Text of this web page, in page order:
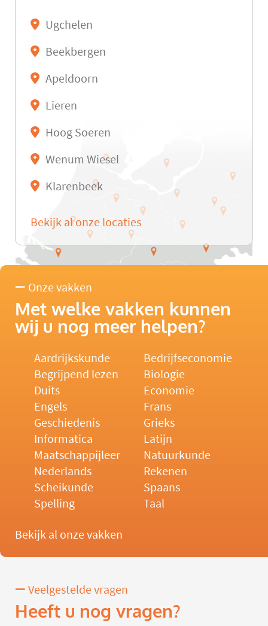
Ugchelen
Beekbergen
Apeldoorn
Lieren
Hoog Soeren
Wenum Wiesel
Klarenbeek
Bekijk al onze locaties
Onze vakken
Met welke vakken kunnen
wij u nog meer helpen?
Aardrijkskunde
Bedrijfseconomie
Begrijpend lezen
Biologie
Duits
Economie
Engels
Frans
Geschiedenis
Grieks
Informatica
Latijn
Maatschappijleer
Natuurkunde
Nederlands
Rekenen
Scheikunde
Spaans
Spelling
Taal
Bekijk al onze vakken
Veelgestelde vragen
Heeft u nog vragen?